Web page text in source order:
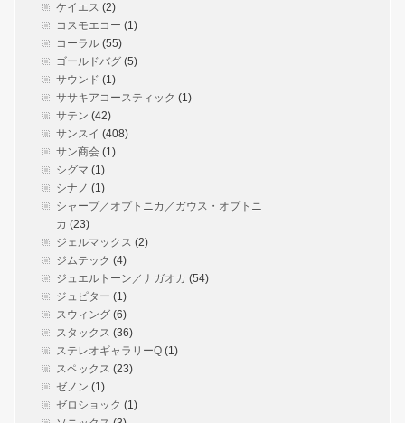
ケイエス (2)
コスモエコー (1)
コーラル (55)
ゴールドバグ (5)
サウンド (1)
ササキアコースティック (1)
サテン (42)
サンスイ (408)
サン商会 (1)
シグマ (1)
シナノ (1)
シャープ／オプトニカ／ガウス・オプトニ
カ (23)
ジェルマックス (2)
ジムテック (4)
ジュエルトーン／ナガオカ (54)
ジュピター (1)
スウィング (6)
スタックス (36)
ステレオギャラリーQ (1)
スペックス (23)
ゼノン (1)
ゼロショック (1)